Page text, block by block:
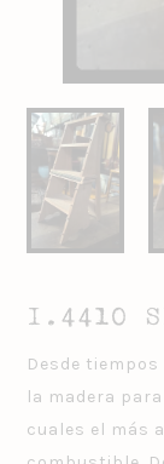
I.4410
Desde
la madera
cuales el más